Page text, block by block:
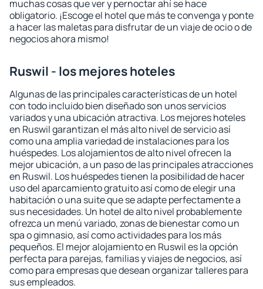
muchas cosas que ver y pernoctar ahí se hace
obligatorio. ¡Escoge el hotel que más te convenga y ponte
a hacer las maletas para disfrutar de un viaje de ocio o de
negocios ahora mismo!
Ruswil - los mejores hoteles
Algunas de las principales características de un hotel
con todo incluido bien diseñado son unos servicios
variados y una ubicación atractiva. Los mejores hoteles
en Ruswil garantizan el más alto nivel de servicio así
como una amplia variedad de instalaciones para los
huéspedes. Los alojamientos de alto nivel ofrecen la
mejor ubicación, a un paso de las principales atracciones
en Ruswil. Los huéspedes tienen la posibilidad de hacer
uso del aparcamiento gratuito así como de elegir una
habitación o una suite que se adapte perfectamente a
sus necesidades. Un hotel de alto nivel probablemente
ofrezca un menú variado, zonas de bienestar como un
spa o gimnasio, así como actividades para los más
pequeños. El mejor alojamiento en Ruswil es la opción
perfecta para parejas, familias y viajes de negocios, así
como para empresas que desean organizar talleres para
sus empleados.